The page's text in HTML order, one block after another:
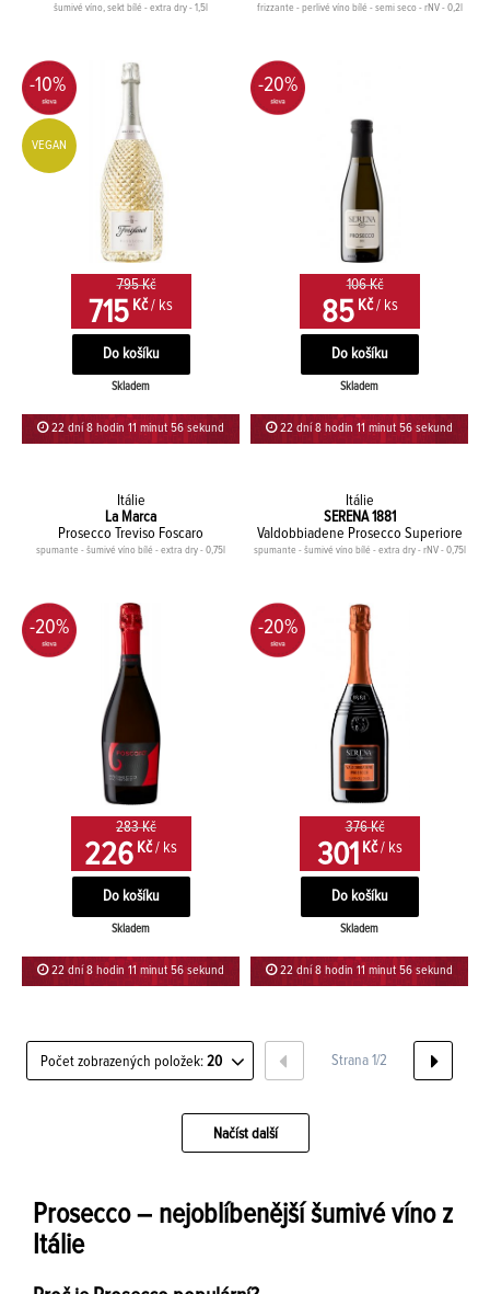
šumivé víno, sekt bílé - extra dry - 1,5l
-10%
VEGAN
795 Kč
715 Kč / ks
Skladem
22 dní 8 hodin 11 minut 56 sekund
frizzante - perlivé víno bílé - semi seco - rNV - 0,2l
-20%
106 Kč
85 Kč / ks
Skladem
22 dní 8 hodin 11 minut 56 sekund
Itálie
La Marca
Prosecco Treviso Foscaro
spumante - šumivé víno bílé - extra dry - 0,75l
-20%
283 Kč
226 Kč / ks
Skladem
22 dní 8 hodin 11 minut 56 sekund
Itálie
SERENA 1881
Valdobbiadene Prosecco Superiore
spumante - šumivé víno bílé - extra dry - rNV - 0,75l
-20%
376 Kč
301 Kč / ks
Skladem
22 dní 8 hodin 11 minut 56 sekund
Počet zobrazených položek: 20
Načíst další
Strana 1/2
Prosecco – nejoblíbenější šumivé víno z
Itálie